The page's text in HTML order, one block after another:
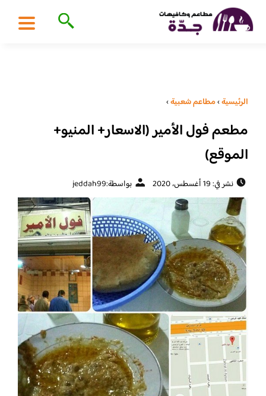
الرئيسية›مطاعم شعبية›
مطعم فول الأمير (الاسعار+ المنيو+
الموقع)
نشر في: 19 أغسطس، 2020 بواسطة:jeddah99